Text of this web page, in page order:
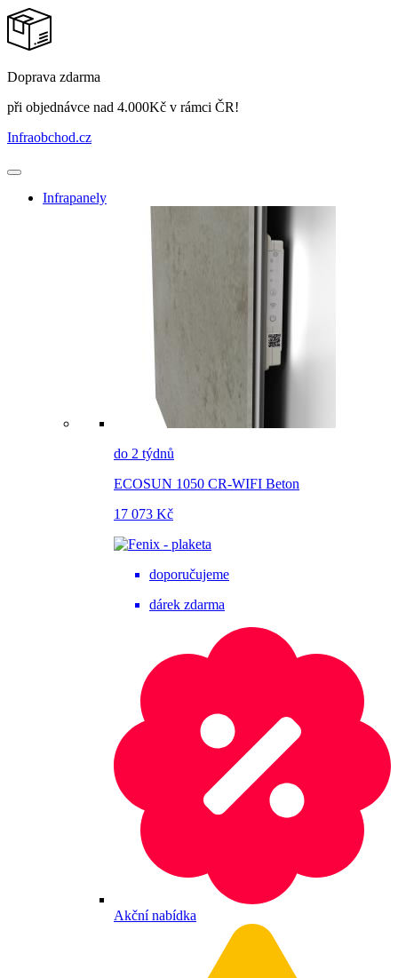
Doprava zdarma
při objednávce nad 4.000Kč v rámci ČR!
Infraobchod.cz
Infrapanely
do 2 týdnů
ECOSUN 1050 CR-WIFI Beton
17 073 Kč
doporučujeme
dárek zdarma
Akční nabídka